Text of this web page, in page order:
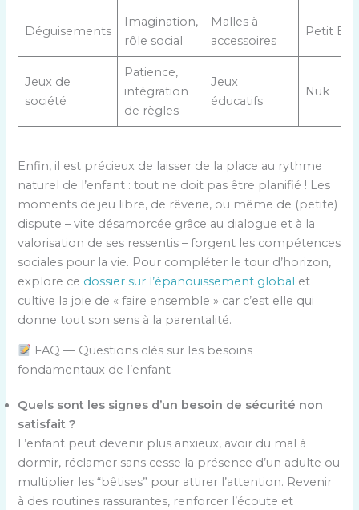
Déguisements
Imagination,
rôle social
Malles à
accessoires
Petit
Jeux de
société
Patience,
intégration
de règles
Jeux
éducatifs
Nuk
Enfin, il est précieux de laisser de la place au rythme
naturel de l’enfant : tout ne doit pas être planifié ! Les
moments de jeu libre, de rêverie, ou même de (petite)
dispute – vite désamorcée grâce au dialogue et à la
valorisation de ses ressentis – forgent les compétences
sociales pour la vie. Pour compléter le tour d’horizon,
explore ce dossier sur l’épanouissement global et
cultive la joie de « faire ensemble » car c’est elle qui
donne tout son sens à la parentalité.
FAQ — Questions clés sur les besoins
fondamentaux de l’enfant
Quels sont les signes d’un besoin de sécurité non
satisfait ?
L’enfant peut devenir plus anxieux, avoir du mal à
dormir, réclamer sans cesse la présence d’un adulte ou
multiplier les “bêtises” pour attirer l’attention. Revenir
à des routines rassurantes, renforcer l’écoute et